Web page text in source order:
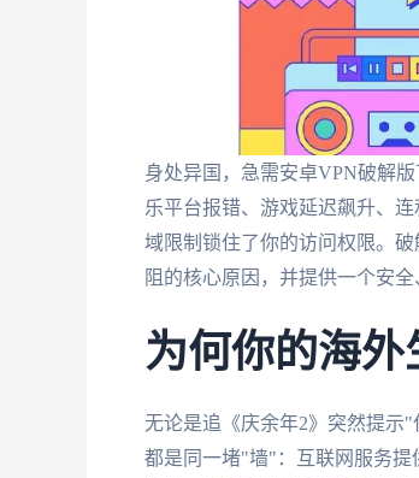
身处异国，急需安卓VPN破解
乐平台报错、游戏延迟飙升、
域限制锁住了你的访问权限。
阻的核心原因，并提供一个安
为何你的海外
无论是追《庆余年2》突然提示
都是同一堵"墙"：互联网服务提